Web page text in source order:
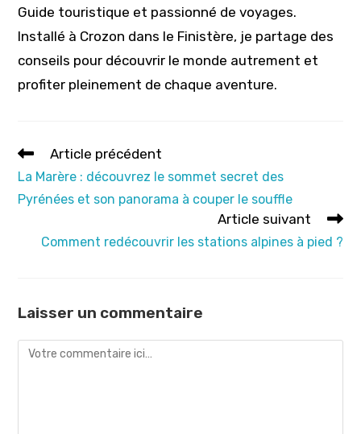
Guide touristique et passionné de voyages.
Installé à Crozon dans le Finistère, je partage des
conseils pour découvrir le monde autrement et
profiter pleinement de chaque aventure.
Read
articles
Article précédent
La Marère : découvrez le sommet secret des
Pyrénées et son panorama à couper le souffle
Article suivant
Comment redécouvrir les stations alpines à pied ?
Laisser un commentaire
Comment